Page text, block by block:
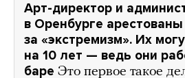
Арт-директор и
в Оренбурге арестованы
за «экстремизм». Их
на 10 лет — ведь они
баре Это первое такое